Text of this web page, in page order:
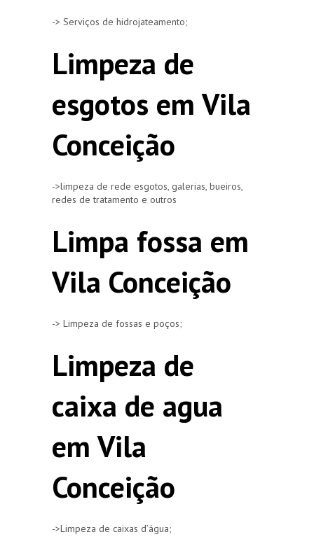
-> Serviços de hidrojateamento;
Limpeza de
esgotos em Vila
Conceição
->limpeza de rede esgotos, galerias, bueiros,
redes de tratamento e outros
Limpa fossa em
Vila Conceição
-> Limpeza de fossas e poços;
Limpeza de
caixa de agua
em Vila
Conceição
->Limpeza de caixas d’água;